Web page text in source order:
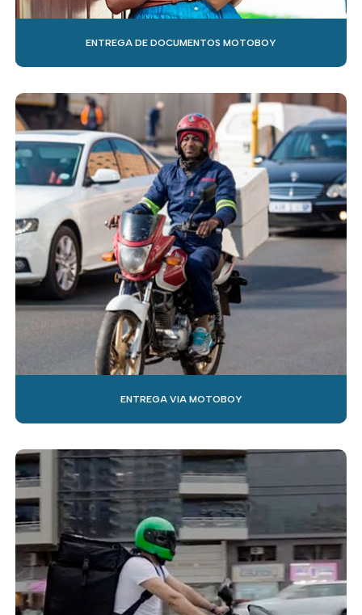
ENTREGA DE DOCUMENTOS MOTOBOY
ENTREGA VIA MOTOBOY